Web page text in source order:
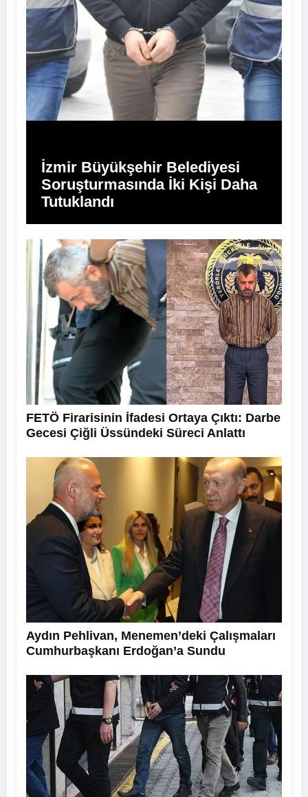
İzmir Büyükşehir Belediyesi
Soruşturmasında İki Kişi Daha
Tutuklandı
FETÖ Firarisinin İfadesi Ortaya Çıktı: Darbe
Gecesi Çiğli Üssündeki Süreci Anlattı
Aydın Pehlivan, Menemen’deki Çalışmaları
Cumhurbaşkanı Erdoğan’a Sundu